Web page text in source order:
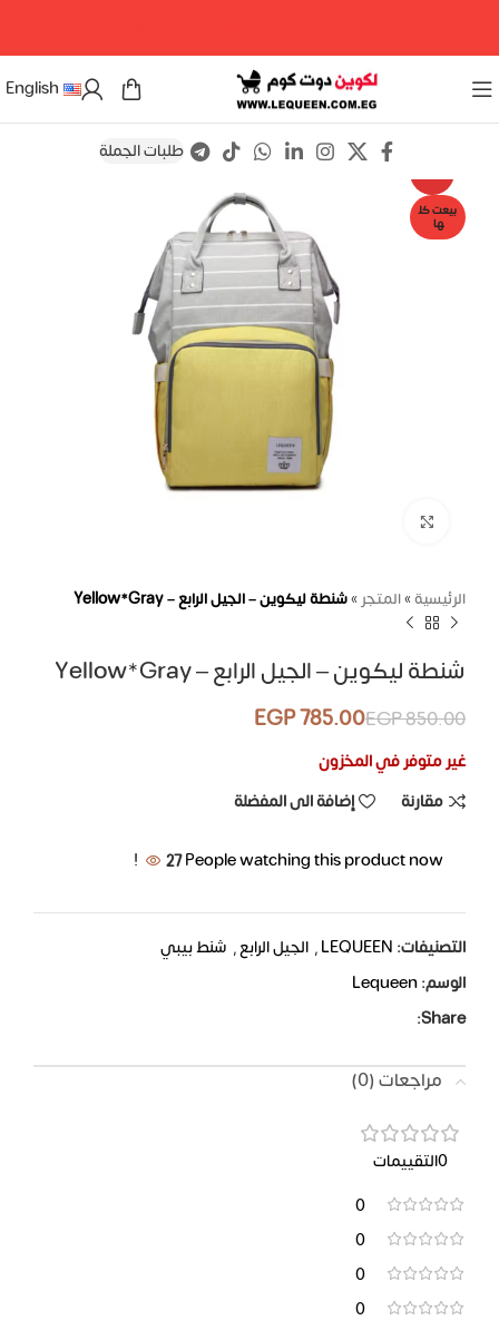
English
طلبات الجملة
بيعت كل
ها
الرئيسية»المتجر »شنطة ليكوين – الجيل الرابع – Yellow*Gray
شنطة ليكوين – الجيل الرابع – Yellow*Gray
850.00
EGP
785.00
EGP
غير متوفر في المخزون
مقارنة
إضافة الى المفضلة
27People watching this product now!
التصنيفات: LEQUEEN
, الجيل الرابع, شنط بيبي
الوسم:Lequeen
Share:
مراجعات (0)
0التقييمات
0
0
0
0